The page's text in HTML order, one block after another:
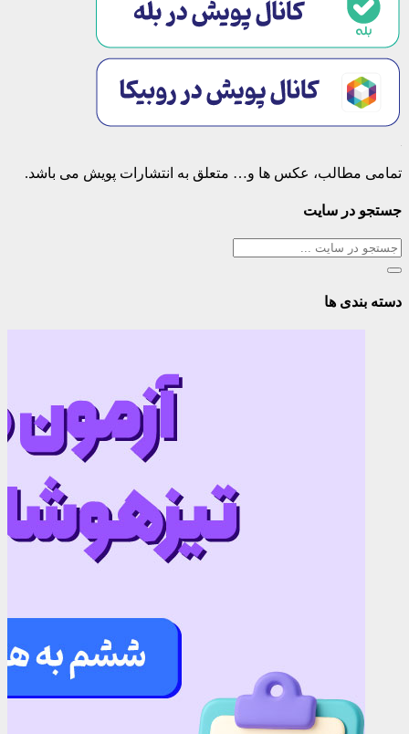
تمامی مطالب، عکس ها و… متعلق به انتشارات پویش می باشد.
جستجو در سایت
دسته بندی ها